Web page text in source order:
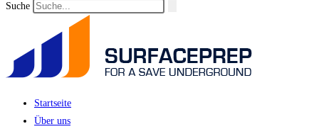
Suche
Startseite
Über uns